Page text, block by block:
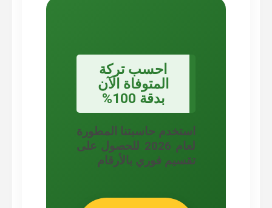
احسب تركة
المتوفاة الآن
بدقة 100%
استخدم حاسبتنا المطورة
لعام 2026 للحصول على
تقسيم فوري بالأرقام